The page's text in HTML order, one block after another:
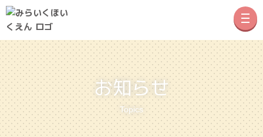
メニ
お知らせ
Topics